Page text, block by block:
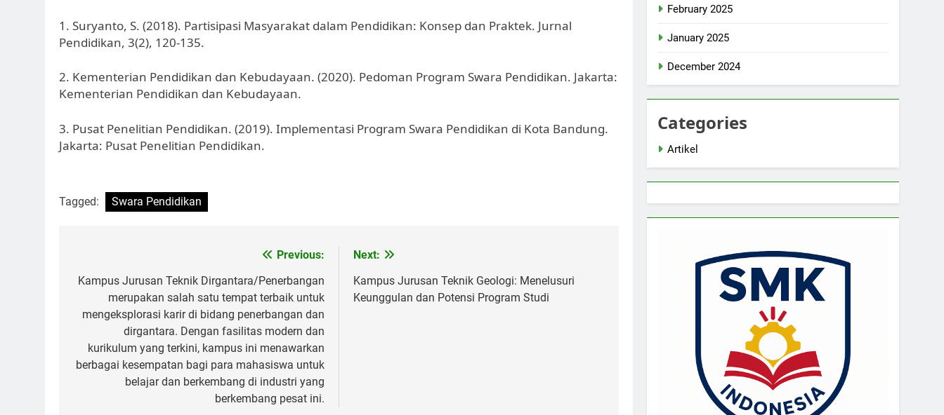
1. Suryanto, S. (2018). Partisipasi Masyarakat dalam Pendidikan: Konsep dan Praktek. Jurnal
Pendidikan, 3(2), 120-135.
2. Kementerian Pendidikan dan Kebudayaan. (2020). Pedoman Program Swara Pendidikan. Jakarta:
Kementerian Pendidikan dan Kebudayaan.
3. Pusat Penelitian Pendidikan. (2019). Implementasi Program Swara Pendidikan di Kota Bandung.
Jakarta: Pusat Penelitian Pendidikan.
Tagged: Swara Pendidikan
navigation
Previous:
Kampus Jurusan Teknik Dirgantara/Penerbangan
merupakan salah satu tempat terbaik untuk
mengeksplorasi karir di bidang penerbangan dan
dirgantara. Dengan fasilitas modern dan
kurikulum yang terkini, kampus ini menawarkan
berbagai kesempatan bagi para mahasiswa untuk
belajar dan berkembang di industri yang
berkembang pesat ini.
Next:
Kampus Jurusan Teknik Geologi: Menelusuri
Keunggulan dan Potensi Program Studi
February 2025
January 2025
December 2024
Categories
Artikel